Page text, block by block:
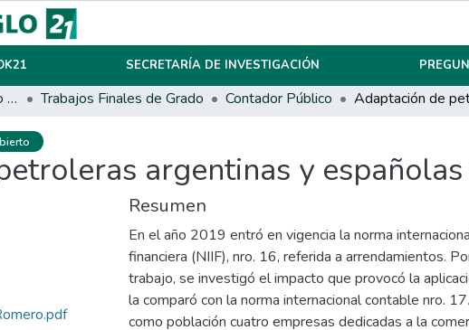
SECRETARÍA DE INVESTIGACIÓN
Trabajos Finales De Grado Y Posgrado Trabajos Finales de Grado Contador Público
argentinas y
Resumen
En el año 2019 entró en vigencia la norma
financiera (NIIF), nro. 16, referida a arrendamientos.
trabajo, se investigó el impacto que provocó la
la comparó con la norma internacional contable nro.
como población cuatro empresas dedicadas a la